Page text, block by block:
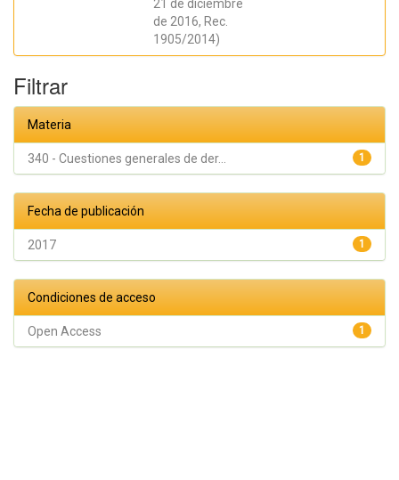
21 de diciembre
de 2016, Rec.
1905/2014)
Filtrar
Materia
1
340 - Cuestiones generales de der...
Fecha de publicación
1
2017
Condiciones de acceso
1
Open Access